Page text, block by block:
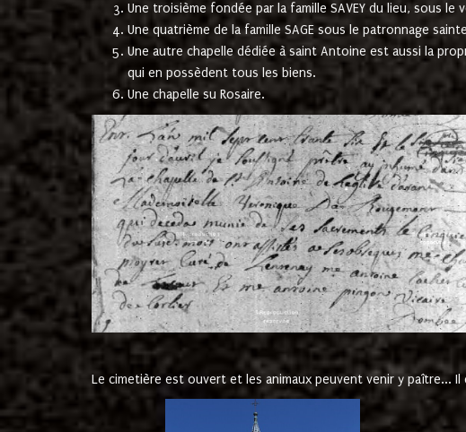
Une troisième fondée par la famille SAVEY du lieu, sous le
Une quatrième de la famille SAGE sous le patronnage
Une autre chapelle dédiée à saint Antoine est aussi la
qui en possèdent tous les biens.
Une chapelle su Rosaire.
Le cimetière est ouvert et les animaux peuvent venir y paître... Il